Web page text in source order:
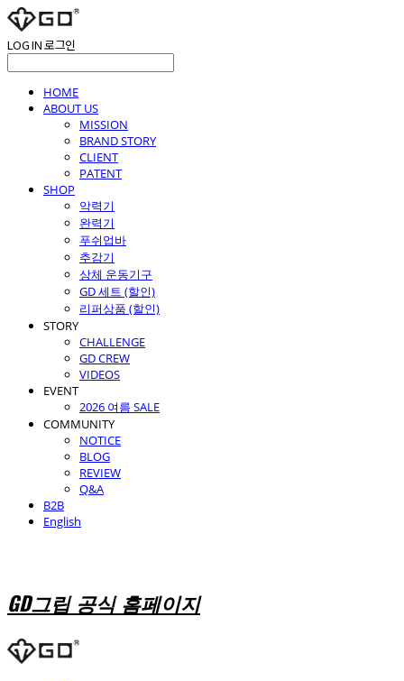
LOG IN로그인
HOME
ABOUT US
MISSION
BRAND STORY
CLIENT
PATENT
SHOP
악력기
완력기
푸쉬업바
추감기
상체 운동기구
GD 세트 (할인)
리퍼상품 (할인)
STORY
CHALLENGE
GD CREW
VIDEOS
EVENT
2026 여름 SALE
COMMUNITY
NOTICE
BLOG
REVIEW
Q&A
B2B
English
GD그립 공식 홈페이지